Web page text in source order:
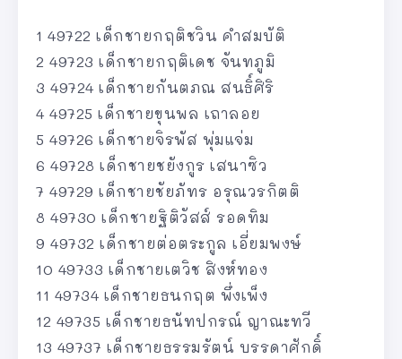
1 49722 เด็กชายกฤติชวิน คำสมบัติ
2 49723 เด็กชายกฤติเดช จันทภูมิ
3 49724 เด็กชายกันตภณ สนธิ์ศิริ
4 49725 เด็กชายขุนพล เถาลอย
5 49726 เด็กชายจิรพัส พุ่มแจ่ม
6 49728 เด็กชายชยังกูร เสนาซิว
7 49729 เด็กชายชัยภัทร อรุณวรกิตติ
8 49730 เด็กชายฐิติวัสส์ รอดทิม
9 49732 เด็กชายต่อตระกูล เอี่ยมพงษ์
10 49733 เด็กชายเตวิช สิงห์ทอง
11 49734 เด็กชายธนกฤต พึ่งเพ็ง
12 49735 เด็กชายธนัทปกรณ์ ญาณะทวี
13 49737 เด็กชายธรรมรัตน์ บรรดาศักดิ์